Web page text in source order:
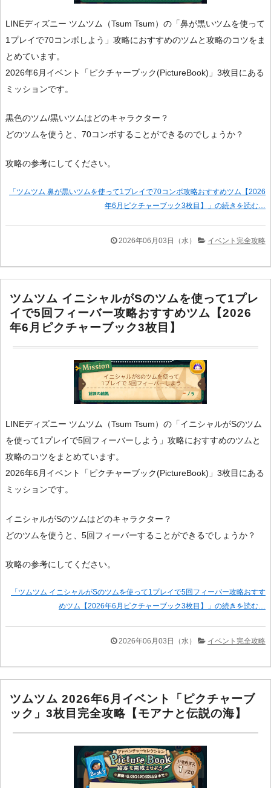
LINEディズニー ツムツム（Tsum Tsum）の「鼻が黒いツムを使って
1プレイで70コンボしよう」攻略におすすめのツムと攻略のコツをま
とめています。
2026年6月イベント「ピクチャーブック(PictureBook)」3枚目にある
ミッションです。
黒色のツム/黒いツムはどのキャラクター？
どのツムを使うと、70コンボすることができるのでしょうか？
攻略の参考にしてください。
「ツムツム 鼻が黒いツムを使って1プレイで70コンボ攻略おすすめツム【2026
年6月ピクチャーブック3枚目】」の続きを読む…
2026年06月03日（水） イベント完全攻略
ツムツム イニシャルがSのツムを使って1プレ
イで5回フィーバー攻略おすすめツム【2026
年6月ピクチャーブック3枚目】
LINEディズニー ツムツム（Tsum Tsum）の「イニシャルがSのツム
を使って1プレイで5回フィーバーしよう」攻略におすすめのツムと
攻略のコツをまとめています。
2026年6月イベント「ピクチャーブック(PictureBook)」3枚目にある
ミッションです。
イニシャルがSのツムはどのキャラクター？
どのツムを使うと、5回フィーバーすることができるでしょうか？
攻略の参考にしてください。
「ツムツム イニシャルがSのツムを使って1プレイで5回フィーバー攻略おすす
めツム【2026年6月ピクチャーブック3枚目】」の続きを読む…
2026年06月03日（水） イベント完全攻略
ツムツム 2026年6月イベント「ピクチャーブ
ック」3枚目完全攻略【モアナと伝説の海】